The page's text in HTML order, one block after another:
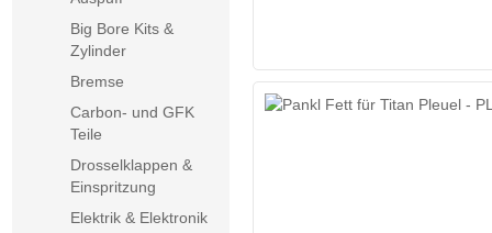
Big Bore Kits &
Zylinder
Bremse
Carbon- und GFK
Teile
Drosselklappen &
Einspritzung
Elektrik & Elektronik